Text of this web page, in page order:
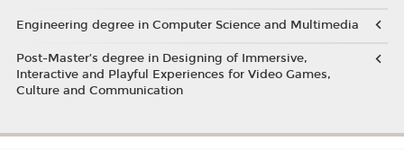
Engineering degree in Computer Science and Multimedia
Post-Master’s degree in Designing of Immersive,
Interactive and Playful Experiences for Video Games,
Culture and Communication